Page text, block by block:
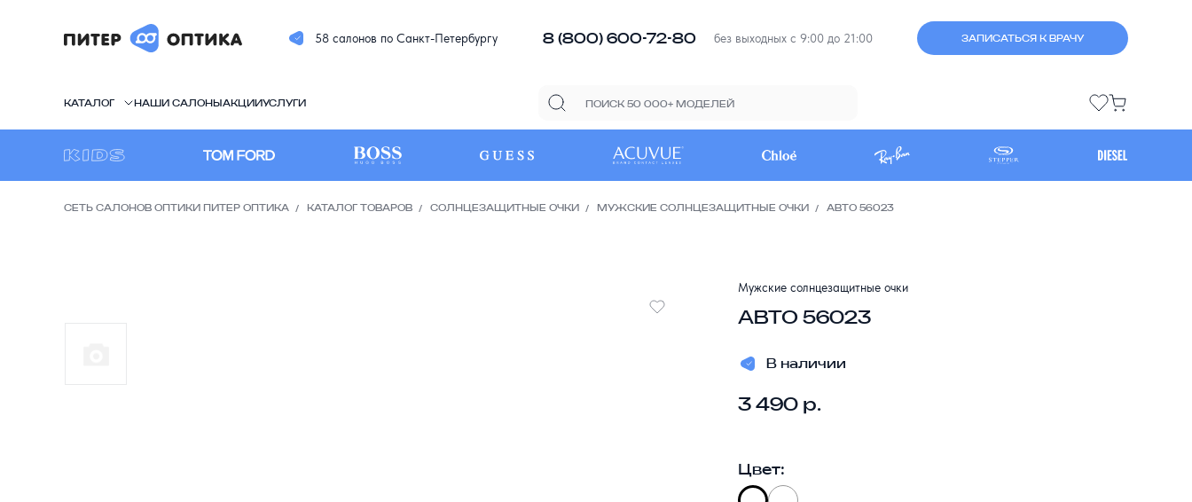
58 салонов по Санкт-Петербургу 8 (800) 600-72-80 без выходных с 9:00 до 21:00 ЗАПИСАТЬСЯ К ВРАЧУ
КАТАЛОГ НАШИ САЛОНЫАКЦИИУСЛУГИ
СЕТЬ САЛОНОВ ОПТИКИ ПИТЕР ОПТИКА КАТАЛОГ ТОВАРОВ СОЛНЦЕЗАЩИТНЫЕ ОЧКИ МУЖСКИЕ СОЛНЦЕЗАЩИТНЫЕ ОЧКИ АВТО 56023
Мужские солнцезащитные очки
АВТО 56023
В наличии
3 490 р.
Цвет: